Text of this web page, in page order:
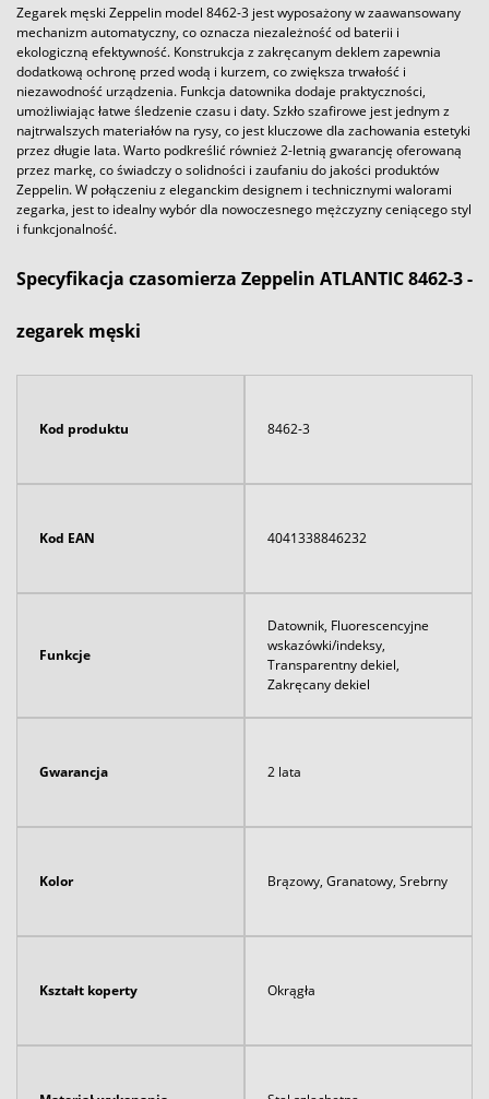
Zegarek męski Zeppelin model 8462-3 jest wyposażony w zaawansowany
mechanizm automatyczny, co oznacza niezależność od baterii i
ekologiczną efektywność. Konstrukcja z zakręcanym deklem zapewnia
dodatkową ochronę przed wodą i kurzem, co zwiększa trwałość i
niezawodność urządzenia. Funkcja datownika dodaje praktyczności,
umożliwiając łatwe śledzenie czasu i daty. Szkło szafirowe jest jednym z
najtrwalszych materiałów na rysy, co jest kluczowe dla zachowania estetyki
przez długie lata. Warto podkreślić również 2-letnią gwarancję oferowaną
przez markę, co świadczy o solidności i zaufaniu do jakości produktów
Zeppelin. W połączeniu z eleganckim designem i technicznymi walorami
zegarka, jest to idealny wybór dla nowoczesnego mężczyzny ceniącego styl
i funkcjonalność.
Specyfikacja czasomierza Zeppelin ATLANTIC 8462-3 -
zegarek męski
Kod produktu 8462-3
Kod EAN 4041338846232
Funkcje
Datownik, Fluorescencyjne
wskazówki/indeksy,
Transparentny dekiel,
Zakręcany dekiel
Gwarancja 2 lata
Kolor Brązowy, Granatowy, Srebrny
Kształt koperty Okrągła